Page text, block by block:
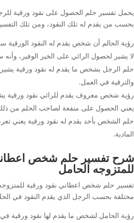
يحمل تفسير حلم الحصول على نقود ورقية
بحسب من يقدم له تلك النقود، ومن تلك
رؤية الحالم أن شخص يقدم له النقود
لا يشير لحصول الرائي على الخير الوفير،
حلم الرجل بشخص ما يقدم له نقود ورقية
والترقية في العمل.
رؤية شخص معروف يقدم للرائي نقود ورقية يشير
يعني الحصول على منفعة لصاحب الحلم من
حلم الشخص بأحد يقدم له نقود ورقية يعني
المادية.
شرح تفسير حلم شخص
للمتزوجه الحامل
تفسير حلم شخص اعطاني نقود ورقية
مختلفة بحسب الرجل الذي يقدم النقود في
رؤية الحامل لشخص ما يقدم لها نقود ورقية